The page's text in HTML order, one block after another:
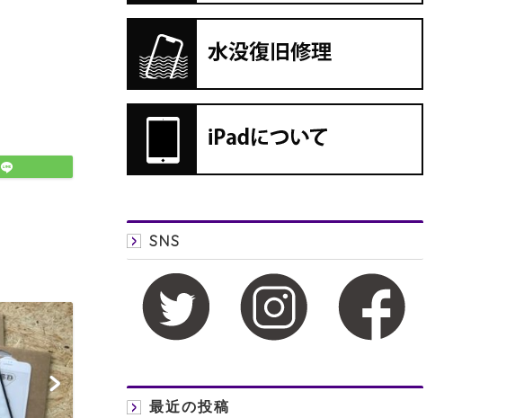
iPhone 7Plus 修理レポート iPhone 6s 修理レポート
SNS
最近の投稿